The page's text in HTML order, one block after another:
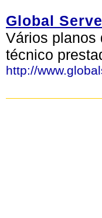
Global
Vários planos
técnico
http://